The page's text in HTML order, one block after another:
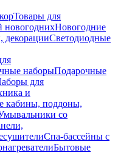
Товары для
новогоднихНовогодние
декорацииСветодиодные
наборыПодарочные
для
и
кабины, поддоны,
со
Спа-бассейны с
Бытовые